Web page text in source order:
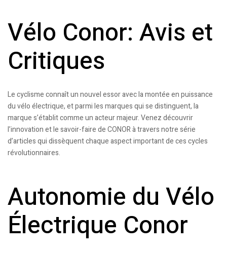
Vélo Conor: Avis et
Critiques
Le cyclisme connaît un nouvel essor avec la montée en puissance
du vélo électrique, et parmi les marques qui se distinguent, la
marque s’établit comme un acteur majeur. Venez découvrir
l’innovation et le savoir-faire de CONOR à travers notre série
d’articles qui dissèquent chaque aspect important de ces cycles
révolutionnaires.
Autonomie du Vélo
Électrique Conor